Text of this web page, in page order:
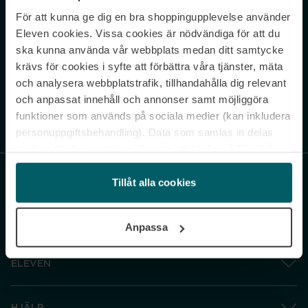
För att kunna ge dig en bra shoppingupplevelse använder
Eleven cookies. Vissa cookies är nödvändiga för att du
ska kunna använda vår webbplats medan ditt samtycke
krävs för cookies i syfte att förbättra våra tjänster, mäta
och analysera webbplatstrafik, tillhandahålla dig relevant
och anpassat innehåll och annonser samt möjliggöra
funktioner som används på sociala medier (kan inkludera
personuppgiftsbehandling). Data som samlas in delas
och gå vidare” accepterar du samtliga cookies medan du
under ”Inställningar” kan anpassa användningen av
cookies. Du kan återkalla ditt samtycke när som helst.
Tillåt alla cookies
Anpassa
Never miss a beat.
Sign up to our newsletter.
Genom att prenumerera accepterar du vår Integritetspolicy. Avprenumerera
ELEVEN